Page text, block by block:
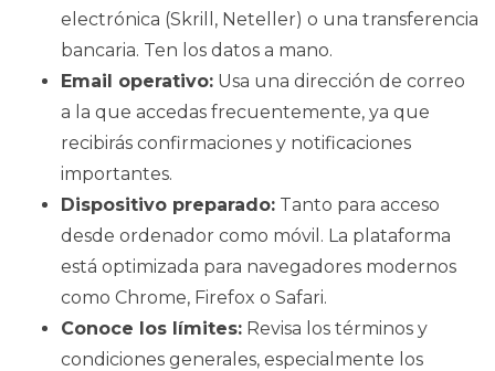
electrónica (Skrill, Neteller) o una transferencia
bancaria. Ten los datos a mano.
Email operativo: Usa una dirección de correo
a la que accedas frecuentemente, ya que
recibirás confirmaciones y notificaciones
importantes.
Dispositivo preparado: Tanto para acceso
desde ordenador como móvil. La plataforma
está optimizada para navegadores modernos
como Chrome, Firefox o Safari.
Conoce los límites: Revisa los términos y
condiciones generales, especialmente los